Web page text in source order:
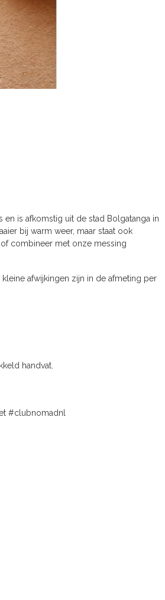
en is afkomstig uit de stad Bolgatanga in
bij warm weer, maar staat ook
combineer met onze messing
afwijkingen zijn in de afmeting per
handvat.
#clubnomadnl